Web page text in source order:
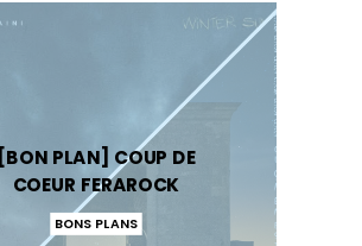
[BON PLAN] COUP DE
COEUR FERAROCK
BONS PLANS